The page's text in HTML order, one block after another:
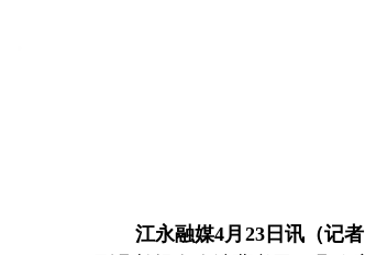
江永融媒4月23日讯（记